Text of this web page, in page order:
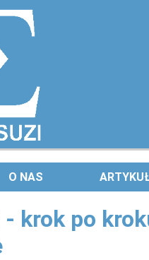
O NAS
krok po